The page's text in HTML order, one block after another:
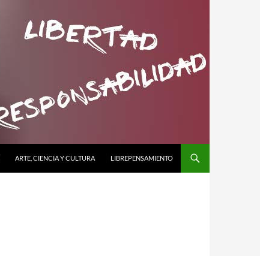
ARTE, CIENCIA Y CULTURA LIBREPENSAMIENTO